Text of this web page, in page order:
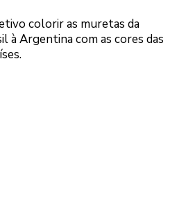
colorir as muretas da
à Argentina com as cores das